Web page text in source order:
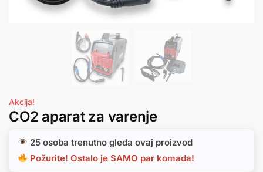
Akcija!
CO2 aparat za varenje
25 osoba trenutno gleda ovaj proizvod
Požurite! Ostalo je SAMO par komada!